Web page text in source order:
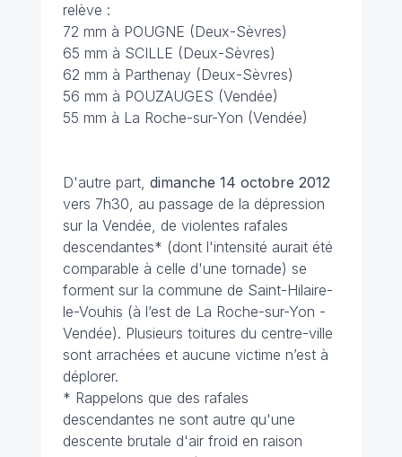
relève :
72 mm à POUGNE (Deux-Sèvres)
65 mm à SCILLE (Deux-Sèvres)
62 mm à Parthenay (Deux-Sèvres)
56 mm à POUZAUGES (Vendée)
55 mm à La Roche-sur-Yon (Vendée)
D'autre part, dimanche 14 octobre 2012
vers 7h30, au passage de la dépression
sur la Vendée, de violentes rafales
descendantes* (dont l'intensité aurait été
comparable à celle d'une tornade) se
forment sur la commune de Saint-Hilaire-
le-Vouhis (à l’est de La Roche-sur-Yon -
Vendée). Plusieurs toitures du centre-ville
sont arrachées et aucune victime n’est à
déplorer.
* Rappelons que des rafales
descendantes ne sont autre qu'une
descente brutale d'air froid en raison